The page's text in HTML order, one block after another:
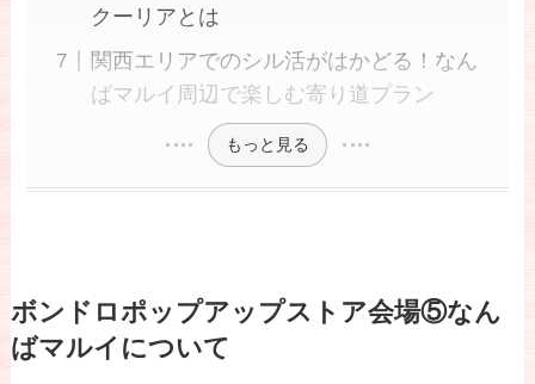
クーリアとは
関西エリアでのシル活がはかどる！なん
ばマルイ周辺で楽しむ寄り道プラン
もっと見る
ボンドロポップアップストア会場⑤なん
ばマルイについて